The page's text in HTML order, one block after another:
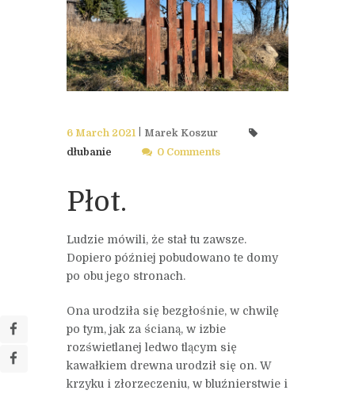
6 March 2021
Marek Koszur
dłubanie
0 Comments
Płot.
Ludzie mówili, że stał tu zawsze.
Dopiero później pobudowano te domy
po obu jego stronach.
Ona urodziła się bezgłośnie, w chwilę
po tym, jak za ścianą, w izbie
rozświetlanej ledwo tlącym się
kawałkiem drewna urodził się on. W
krzyku i złorzeczeniu, w bluźnierstwie i